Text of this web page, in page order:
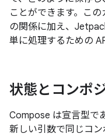
ことができます。こ
の関係に加え、
単に処理するための
状態とコンポ
Compose は宣言型で
新しい引数で同じコ